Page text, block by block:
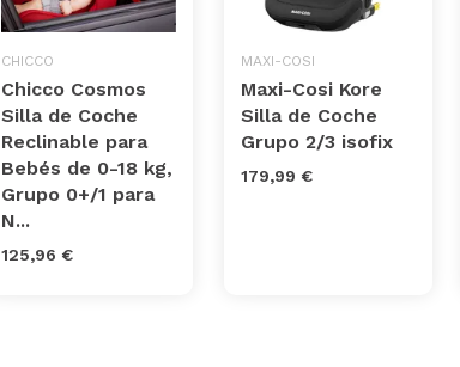
CHICCO
Chicco Cosmos
Silla de Coche
Reclinable para
Bebés de 0-18 kg,
Grupo 0+/1 para
N...
125,96 €
MAXI-COSI
Maxi-Cosi Kore
Silla de Coche
Grupo 2/3 isofix
179,99 €